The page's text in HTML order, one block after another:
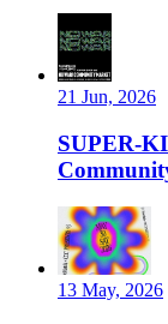
21 Jun, 2026
SUPER-
13 May, 2026